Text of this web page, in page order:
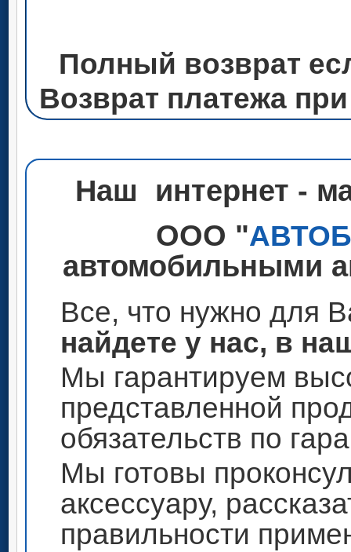
Полный возврат
Возврат платежа
Наш интернет -
ООО "
автомобильными
Все, что нужно для
найдете у нас, в
Мы гарантируем
представленной
обязательств по
Мы готовы
аксессуару,
правильности